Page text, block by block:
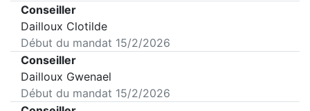
Conseiller
Dailloux Clotilde
Début du mandat 15/2/2026
Conseiller
Dailloux Gwenael
Début du mandat 15/2/2026